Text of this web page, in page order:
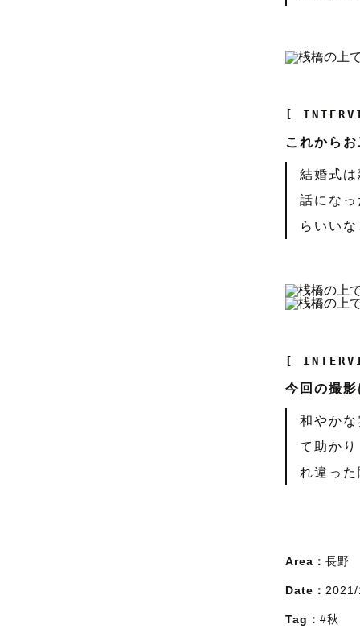
[
これから
結婚式
話にな
らいい
[
今回の撮
和やか
て助か
れ違っ
Area： 長野
Date： 2021/
Tag： #秋